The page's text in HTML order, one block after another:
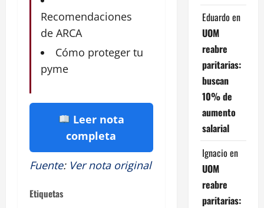
Recomendaciones
de ARCA
Cómo proteger tu
pyme
Leer nota
completa
Fuente: Ver nota original
Etiquetas
Eduardo en
UOM
reabre
paritarias:
buscan
10% de
aumento
salarial
Ignacio en
UOM
reabre
paritarias: